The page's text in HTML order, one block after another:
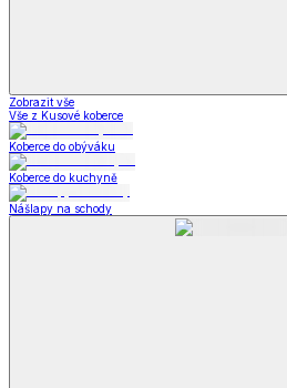
Zobrazit vše
Vše z Kusové koberce
Koberce do obýváku
Koberce do kuchyně
Nášlapy na schody